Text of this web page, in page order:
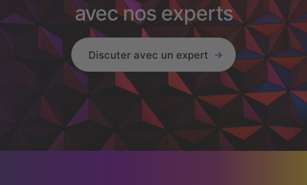
avec nos experts
Discuter avec un expert